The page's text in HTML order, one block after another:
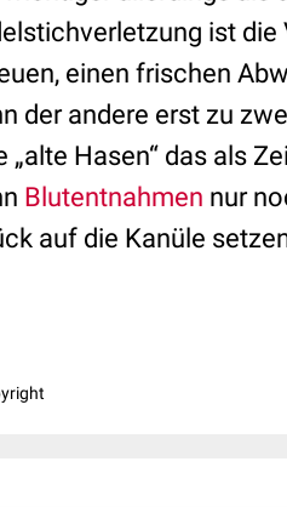
ist
einen frischen
der andere erst zu
„alte Hasen“ das als
Blutentnahmen nur
auf die Kanüle